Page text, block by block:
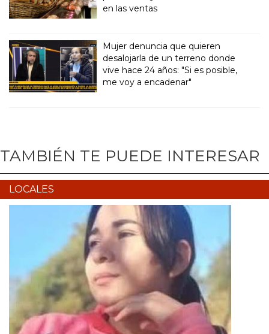
en las ventas
Mujer denuncia que quieren
desalojarla de un terreno donde
vive hace 24 años: "Si es posible,
me voy a encadenar"
TAMBIÉN TE PUEDE INTERESAR
LOCALES